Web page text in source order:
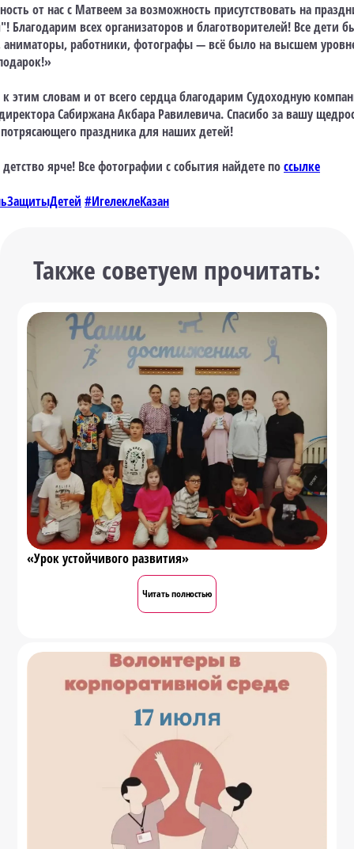
от нас с Матвеем за возможность присутствовать на
Благодарим всех организаторов и благотворителей! Все дети
аниматоры, работники, фотографы — всё было на высшем
этим словам и от всего сердца благодарим Судоходную
Сабиржана Акбара Равилевича. Спасибо за вашу
праздника для наших детей!
ярче! Все фотографии с события найдете поссылке
#ИгелеклеКазан
Также советуем прочитать:
«Урок устойчивого развития»
Читать полностью